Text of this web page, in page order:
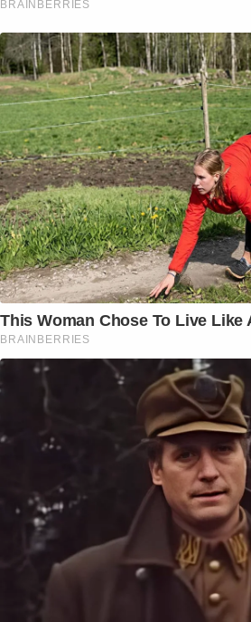
BRAINBERRIES
This Woman Chose To Live Like
BRAINBERRIES